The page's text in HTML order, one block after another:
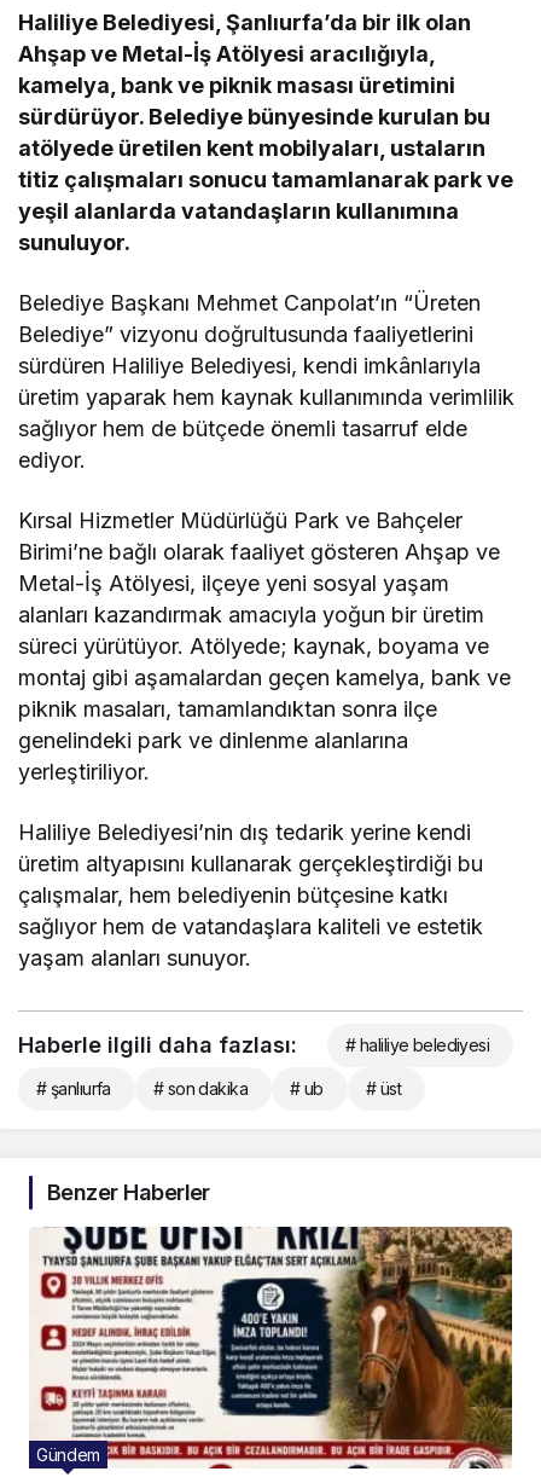
Haliliye Belediyesi, Şanlıurfa’da bir ilk olan
Ahşap ve Metal-İş Atölyesi aracılığıyla,
kamelya, bank ve piknik masası üretimini
sürdürüyor. Belediye bünyesinde kurulan bu
atölyede üretilen kent mobilyaları, ustaların
titiz çalışmaları sonucu tamamlanarak park ve
yeşil alanlarda vatandaşların kullanımına
sunuluyor.
Belediye Başkanı Mehmet Canpolat’ın “Üreten
Belediye” vizyonu doğrultusunda faaliyetlerini
sürdüren Haliliye Belediyesi, kendi imkânlarıyla
üretim yaparak hem kaynak kullanımında verimlilik
sağlıyor hem de bütçede önemli tasarruf elde
ediyor.
Kırsal Hizmetler Müdürlüğü Park ve Bahçeler
Birimi’ne bağlı olarak faaliyet gösteren Ahşap ve
Metal-İş Atölyesi, ilçeye yeni sosyal yaşam
alanları kazandırmak amacıyla yoğun bir üretim
süreci yürütüyor. Atölyede; kaynak, boyama ve
montaj gibi aşamalardan geçen kamelya, bank ve
piknik masaları, tamamlandıktan sonra ilçe
genelindeki park ve dinlenme alanlarına
yerleştiriliyor.
Haliliye Belediyesi’nin dış tedarik yerine kendi
üretim altyapısını kullanarak gerçekleştirdiği bu
çalışmalar, hem belediyenin bütçesine katkı
sağlıyor hem de vatandaşlara kaliteli ve estetik
yaşam alanları sunuyor.
Haberle ilgili daha fazlası: # haliliye belediyesi
# şanlıurfa # son dakika # ub # üst
Benzer Haberler
Gündem